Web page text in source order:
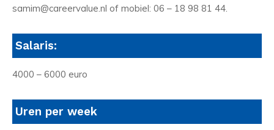
samim@careervalue.nl of mobiel: 06 – 18 98 81 44.
Salaris:
4000 – 6000 euro
Uren per week